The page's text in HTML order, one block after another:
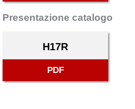
Presentazione catalogo
H17R
PDF